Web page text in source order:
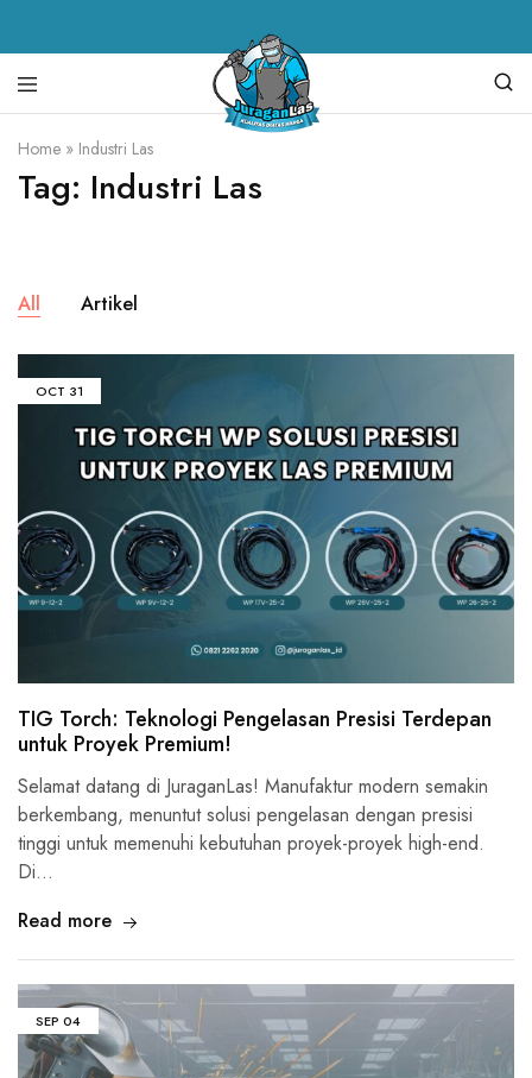
Juragan
Las
alat
las,
spare
parts
torch
Home » Industri Las
Tag: Industri Las
All Artikel
OCT 31
TIG Torch: Teknologi Pengelasan Presisi Terdepan
untuk Proyek Premium!
Selamat datang di JuraganLas! Manufaktur modern semakin
berkembang, menuntut solusi pengelasan dengan presisi
tinggi untuk memenuhi kebutuhan proyek-proyek high-end.
Di…
Read more
SEP 04